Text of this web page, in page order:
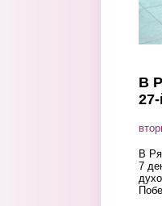
В
В
7